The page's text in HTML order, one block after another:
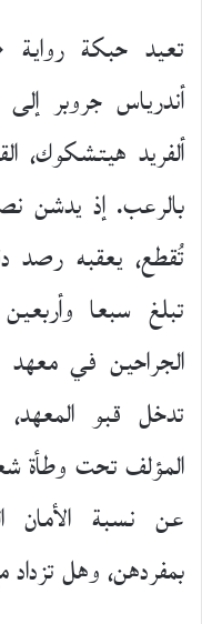
تعيد حبكة رواية
أندرياس جروبر
ألفريد هيتشكوك،
بالرعب. إذ يدشن
تُقطع، يعقبه رصد
تبلغ سبعا
الجراحين في معهد
تدخل قبو
المؤلف تحت وطأة
عن نسبة الأمان
بمفردهن، وهل